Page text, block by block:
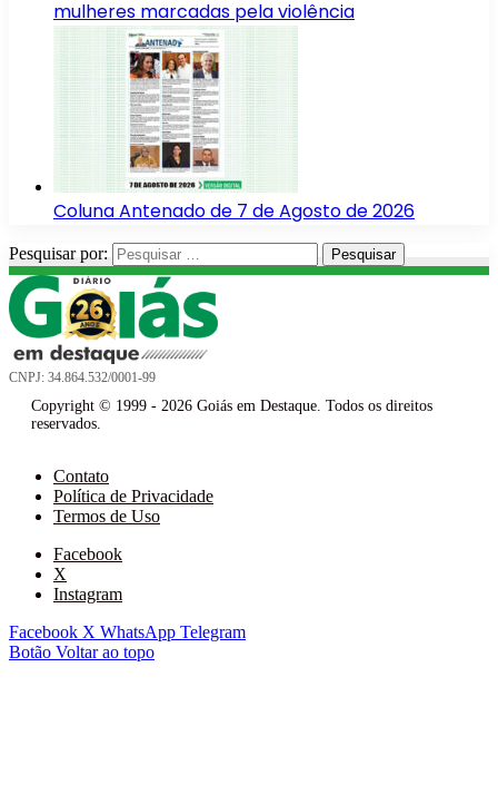
mulheres marcadas pela violência
Coluna Antenado de 7 de Agosto de 2026
Pesquisar por:
CNPJ: 34.864.532/0001-99
Copyright © 1999 - 2026 Goiás em Destaque. Todos os direitos
reservados.
Contato
Política de Privacidade
Termos de Uso
Facebook
X
Instagram
Facebook X WhatsApp Telegram
Botão Voltar ao topo